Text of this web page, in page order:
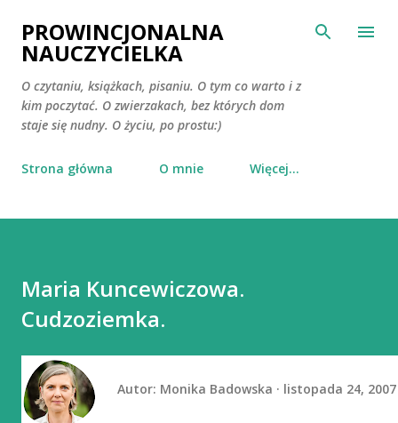
Przejdź do głównej zawartości
PROWINCJONALNA
NAUCZYCIELKA
O czytaniu, książkach, pisaniu. O tym co warto i z
kim poczytać. O zwierzakach, bez których dom
staje się nudny. O życiu, po prostu:)
Strona główna O mnie Więcej…
Maria Kuncewiczowa.
Cudzoziemka.
Autor: Monika Badowska listopada 24, 2007